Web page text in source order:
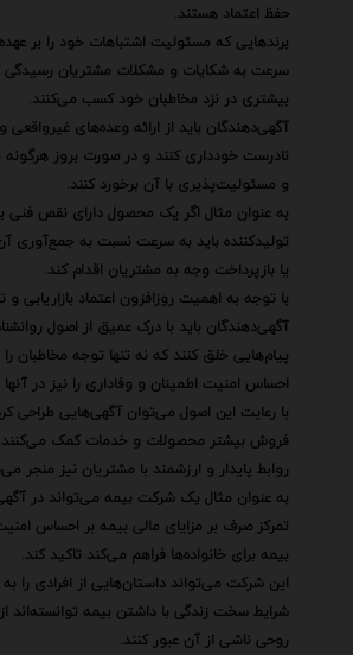
حفظ اعتماد هستند.
برندهایی که مسئولیت اشتباهات خود را بر
سرعت به شکایات و مشکلات مشتریان رسیدگی
بیشتری در نزد مخاطبان خود کسب می‌کنند.
آگهی‌دهندگان باید از ارائه وعده‌های غیرواقعی و
نادرست خودداری کنند و در صورت بروز
و مسئولیت‌پذیری با آن برخورد کنند.
به عنوان مثال اگر یک محصول دارای نقص
تولیدکننده باید به سرعت نسبت به جمع‌آوری
یا بازپرداخت وجه به مشتریان اقدام کند.
با توجه به اهمیت روزافزون اعتماد بازاریابی و
آگهی‌دهندگان باید با درک عمیق از اصول
پیام‌هایی خلق کنند که نه تنها توجه مخاطبان
احساس امنیت اطمینان و وفاداری را نیز در آنها
با رعایت این اصول می‌توان آگهی‌هایی طراحی
فروش بیشتر محصولات و خدمات کمک می‌کنند
روابط پایدار و ارزشمند با مشتریان نیز منجر
به عنوان مثال یک شرکت بیمه می‌تواند در
تمرکز صرف بر مزایای مالی بیمه بر احساس
بیمه برای خانواده‌ها فراهم می‌کند تاکید کند.
این شرکت می‌تواند داستان‌هایی از افرادی را
شرایط سخت زندگی با داشتن بیمه توانسته‌اند
روحی ناشی از آن عبور کنند.